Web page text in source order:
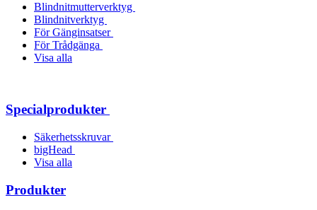
Blindnitmutterverktyg
Blindnitverktyg
För Gänginsatser
För Trådgänga
Visa alla
Specialprodukter
Säkerhetsskruvar
bigHead
Visa alla
Produkter